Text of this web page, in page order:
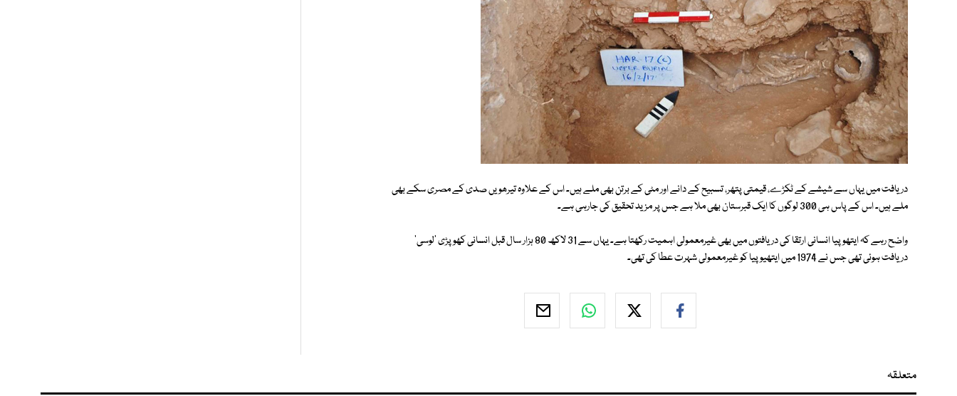
دریافت میں یہاں سے شیشے کے ٹکڑے، قیمتی پتھر، تسبیح کے دانے اور مٹی کے برتن بھی ملے ہیں۔ اس کے علاوہ تیرھویں صدی کے مصری سکے بھی
ملے ہیں۔ اس کے پاس ہی 300 لوگوں کا ایک قبرستان بھی ملا ہے جس پر مزید تحقیق کی جارہی ہے۔
واضح رہے کہ ایتھوپیا انسانی ارتقا کی دریافتوں میں بھی غیرمعمولی اہمیت رکھتا ہے۔ یہاں سے 31 لاکھ 80 ہزار سال قبل انسانی کھوپڑی 'لوسی'
دریافت ہوئی تھی جس نے 1974 میں ایتھیوپیا کو غیرمعمولی شہرت عطا کی تھی۔
متعلقہ